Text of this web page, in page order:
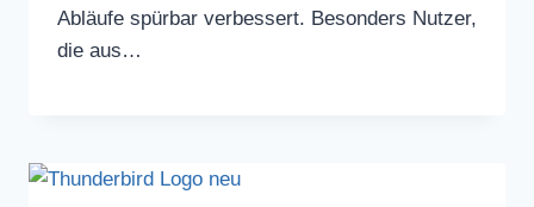
Abläufe spürbar verbessert. Besonders Nutzer,
die aus…